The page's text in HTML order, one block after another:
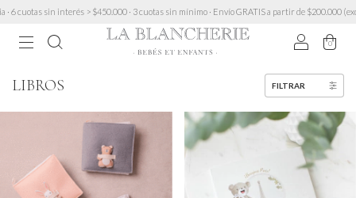
sin interés > $450.000 · 3 cuotas sin mínimo · Envío GRATIS a partir de $200.000
0
LIBROS FILTRAR